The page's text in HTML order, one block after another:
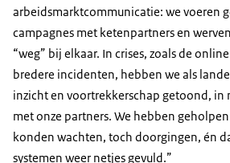
arbeidsmarktcommunicatie: we voeren
campagnes met ketenpartners en
“weg” bij elkaar. In crises, zoals de
bredere incidenten, hebben we als
inzicht en voortrekkerschap getoond, in
met onze partners. We hebben
konden wachten, toch doorgingen, én
systemen weer netjes gevuld.”